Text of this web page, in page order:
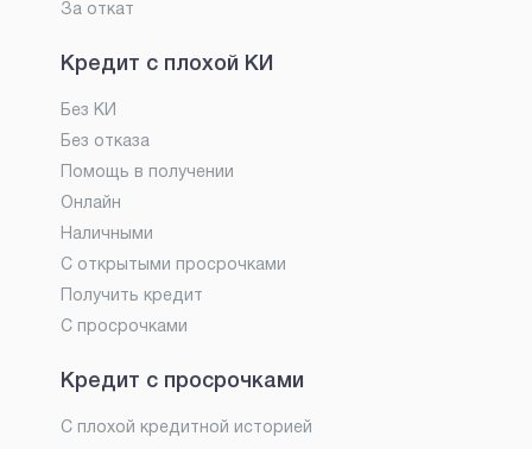
За откат
Кредит с плохой КИ
Без КИ
Без отказа
Помощь в получении
Онлайн
Наличными
С открытыми просрочками
Получить кредит
С просрочками
Кредит с просрочками
С плохой кредитной историей